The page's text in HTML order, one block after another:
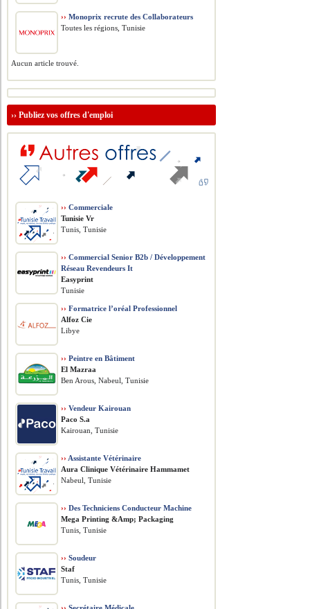
›› Monoprix recrute des Collaborateurs
Toutes les régions, Tunisie
Aucun article trouvé.
››Publiez vos offres d'emploi
›› Commerciale
Tunisie Vr
Tunis, Tunisie
›› Commercial Senior B2b / Développement
Réseau Revendeurs It
Easyprint
Tunisie
›› Formatrice l’oréal Professionnel
Alfoz Cie
Libye
›› Peintre en Bâtiment
El Mazraa
Ben Arous, Nabeul, Tunisie
›› Vendeur Kairouan
Paco S.a
Kairouan, Tunisie
›› Assistante Vétérinaire
Aura Clinique Vétérinaire Hammamet
Nabeul, Tunisie
›› Des Techniciens Conducteur Machine
Mega Printing &Amp; Packaging
Tunis, Tunisie
›› Soudeur
Staf
Tunis, Tunisie